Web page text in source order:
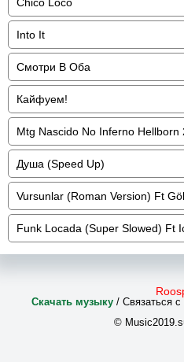
Into It
Смотри В Оба
Кайфуем!
Mtg Nascido No Inferno
Душа (Speed Up)
Vursunlar (Roman Version) Ft
Funk Locada (Super Slowed) Ft
Скачать музыку/ Связаться с
©